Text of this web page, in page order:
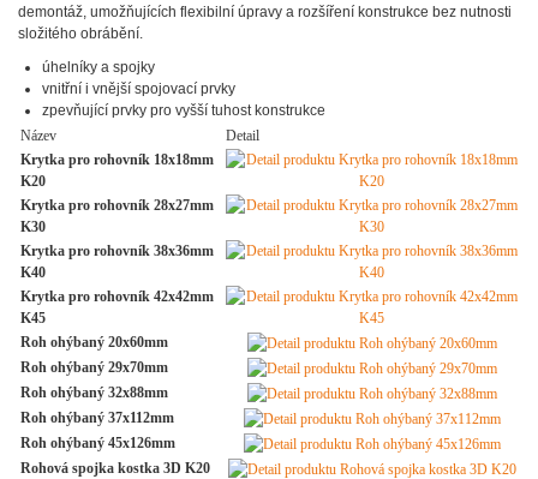
demontáž, umožňujících flexibilní úpravy a rozšíření konstrukce bez nutnosti
složitého obrábění.
úhelníky a spojky
vnitřní i vnější spojovací prvky
zpevňující prvky pro vyšší tuhost konstrukce
Název
Detail
Krytka pro rohovník 18x18mm
K20
Krytka pro rohovník 28x27mm
K30
Krytka pro rohovník 38x36mm
K40
Krytka pro rohovník 42x42mm
K45
Roh ohýbaný 20x60mm
Roh ohýbaný 29x70mm
Roh ohýbaný 32x88mm
Roh ohýbaný 37x112mm
Roh ohýbaný 45x126mm
Rohová spojka kostka 3D K20